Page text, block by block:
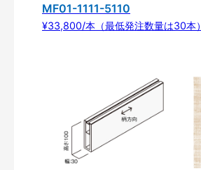
MF01-1111-5110
¥33,800/本（最低発注数量は30本）